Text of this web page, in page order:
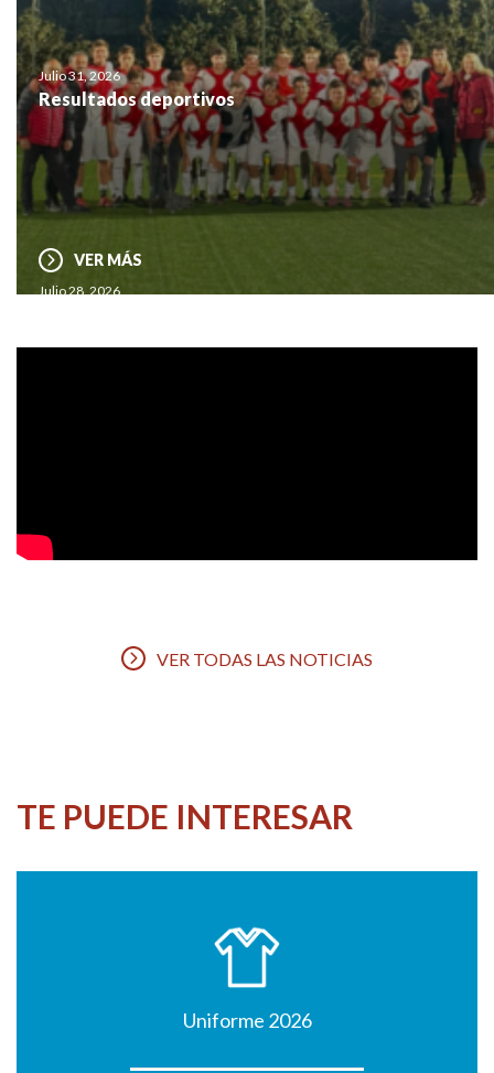
Julio 31, 2026
Resultados deportivos
VER MÁS
Julio 28, 2026
VER TODAS LAS NOTICIAS
TE PUEDE INTERESAR
Uniforme 2026